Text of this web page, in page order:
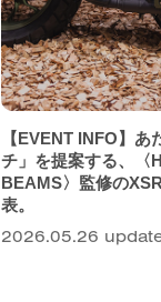
【EVENT INFO】
チ」を提案する、〈
BEAMS〉監修の
表。
2026.05.26